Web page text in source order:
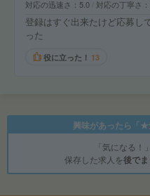
対応の迅速さ 5.0 対応の丁寧さ
登録はすぐ出来たけど応募し
った
役に立った！ 13
興味があったら「★
「気になる！
保存した求人を後で